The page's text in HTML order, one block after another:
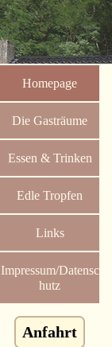
Homepage
Die Gasträume
Essen & Trinken
Edle Tropfen
Links
Impressum/Datensc
hutz
Anfahrt